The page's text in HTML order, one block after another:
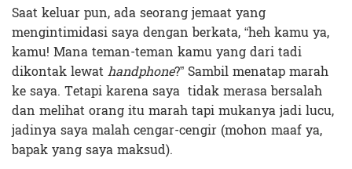
Saat keluar pun, ada seorang jemaat yang
mengintimidasi saya dengan berkata, “heh kamu ya,
kamu! Mana teman-teman kamu yang dari tadi
dikontak lewathandphone?” Sambil menatap marah
ke saya. Tetapi karena saya tidak merasa bersalah
dan melihat orang itu marah tapi mukanya jadi lucu,
jadinya saya malah cengar-cengir (mohon maaf ya,
bapak yang saya maksud).